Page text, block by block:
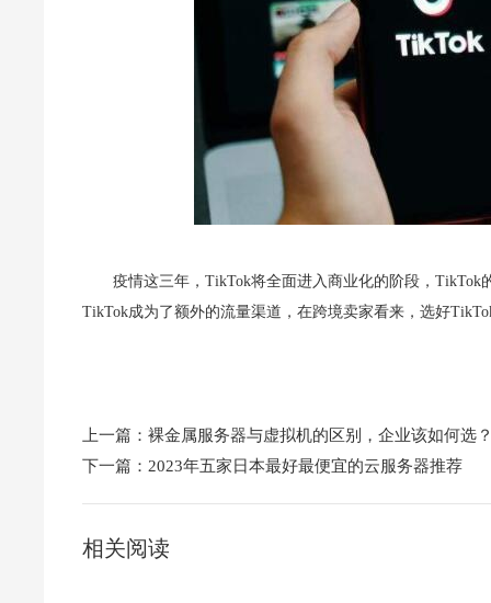
疫情这三年，TikTok将全面进入商业化的阶段，
TikTok成为了额外的流量渠道，在跨境卖家看来，选好
上一篇： 裸金属服务器与虚拟机的区别，企业该如何选
下一篇： 2023年五家日本最好最便宜的云服务器推荐
相关阅读